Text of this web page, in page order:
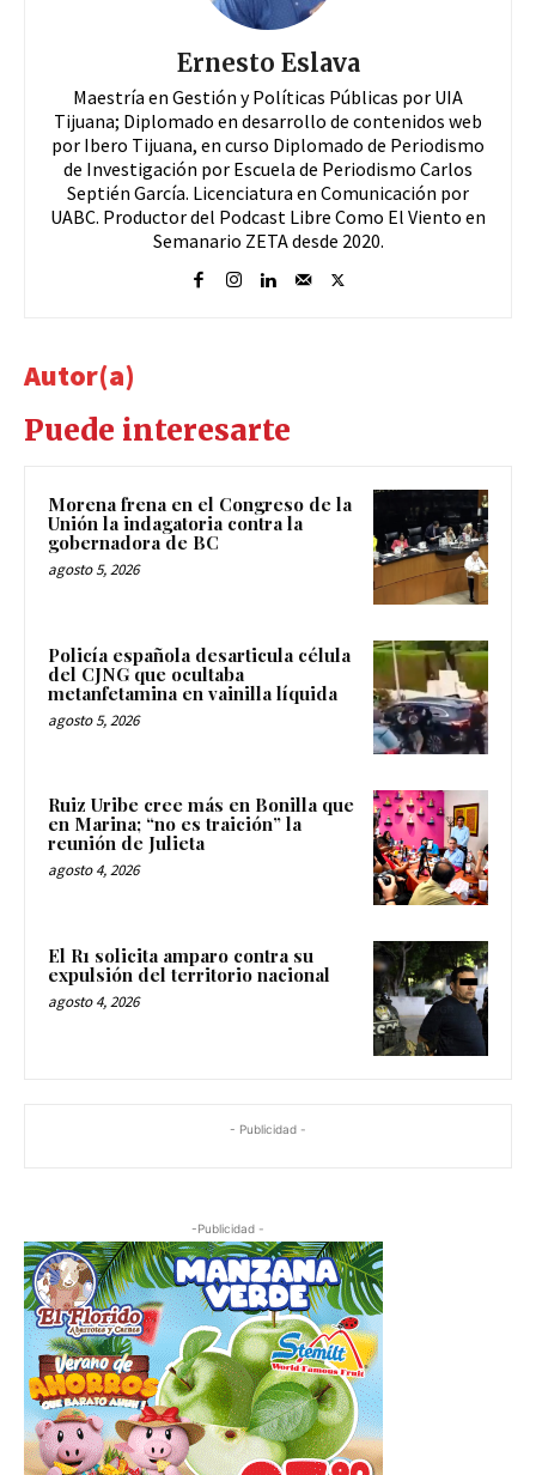
Ernesto Eslava
Maestría en Gestión y Políticas Públicas por UIA
Tijuana; Diplomado en desarrollo de contenidos web
por Ibero Tijuana, en curso Diplomado de Periodismo
de Investigación por Escuela de Periodismo Carlos
Septién García. Licenciatura en Comunicación por
UABC. Productor del Podcast Libre Como El Viento en
Semanario ZETA desde 2020.
Autor(a)
Puede interesarte
Morena frena en el Congreso de la
Unión la indagatoria contra la
gobernadora de BC
agosto 5, 2026
Policía española desarticula célula
del CJNG que ocultaba
metanfetamina en vainilla líquida
agosto 5, 2026
Ruiz Uribe cree más en Bonilla que
en Marina; “no es traición” la
reunión de Julieta
agosto 4, 2026
El R1 solicita amparo contra su
expulsión del territorio nacional
agosto 4, 2026
- Publicidad -
-Publicidad -